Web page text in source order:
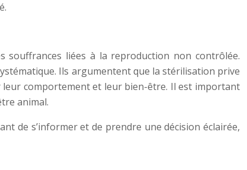
liées à la reproduction non contrôlée.
Ils argumentent que la stérilisation prive
leur comportement et leur bien-être. Il est important
animal.
de s’informer et de prendre une décision éclairée,